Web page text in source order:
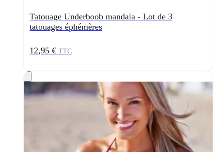
Tatouage Underboob mandala - Lot de 3
tatouages éphémères
12,95 € TTC